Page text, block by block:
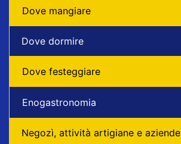
Dove mangiare
Dove dormire
Dove festeggiare
Enogastronomia
Negozì, attività artigiane e aziende